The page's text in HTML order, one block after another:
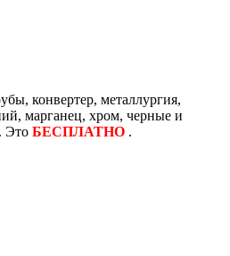
конвертер, металлургия,
марганец, хром, черные и
. Это БЕСПЛАТНО .